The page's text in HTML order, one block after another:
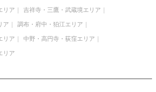
リア 吉祥寺・三鷹・武蔵境エリア
ア 調布・府中・狛江エリア
リア 中野・高円寺・荻窪エリア
リア